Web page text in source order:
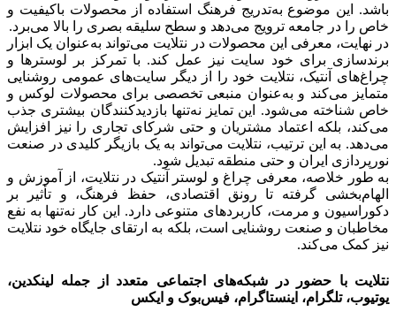
این موضوع به‌تدریج فرهنگ استفاده از محصولات باکیفیت و
را در جامعه ترویج می‌دهد و سطح سلیقه بصری را بالا می‌برد.
نهایت، معرفی این محصولات در نتلایت می‌تواند به‌عنوان یک ابزار
برای خود سایت نیز عمل کند. با تمرکز بر لوسترها و
آنتیک، نتلایت خود را از دیگر سایت‌های عمومی روشنایی
می‌کند و به‌عنوان منبعی تخصصی برای محصولات لوکس و
شناخته می‌شود. این تمایز نه‌تنها بازدیدکنندگان بیشتری جذب
بلکه اعتماد مشتریان و حتی شرکای تجاری را نیز افزایش
به این ترتیب، نتلایت می‌تواند به یک بازیگر کلیدی در صنعت
ایران و حتی منطقه تبدیل شود.
طور خلاصه، معرفی چراغ و لوستر آنتیک در نتلایت، از آموزش و
گرفته تا رونق اقتصادی، حفظ فرهنگ، و تأثیر بر
و مرمت، کاربردهای متنوعی دارد. این کار نه‌تنها به نفع
و صنعت روشنایی است، بلکه به ارتقای جایگاه خود نتلایت
کمک می‌کند.
با حضور در شبکه‌های اجتماعی متعدد از جمله لینکدین،
تلگرام، اینستاگرام، فیس‌بوک و ایکس